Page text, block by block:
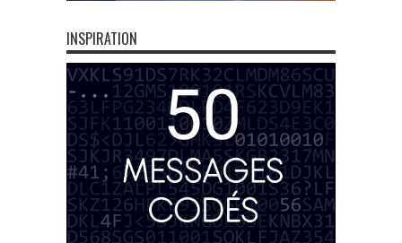
INSPIRATION